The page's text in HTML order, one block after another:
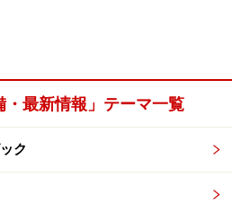
・最新情報」テーマ一覧
ク